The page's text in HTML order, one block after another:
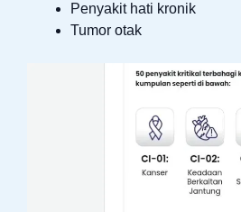
Penyakit hati kronik
Tumor otak